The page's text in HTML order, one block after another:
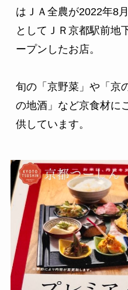
はＪＡ全農が2022年8
としてＪＲ京都駅前地
ープンしたお店。
旬の「京野菜」や「京
の地酒」など京食材に
供しています。